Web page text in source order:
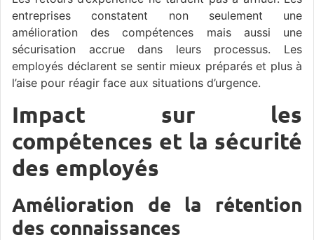
entreprises constatent non seulement une
amélioration des compétences mais aussi une
sécurisation accrue dans leurs processus. Les
employés déclarent se sentir mieux préparés et plus à
l’aise pour réagir face aux situations d’urgence.
Impact sur les
compétences et la sécurité
des employés
Amélioration de la rétention
des connaissances